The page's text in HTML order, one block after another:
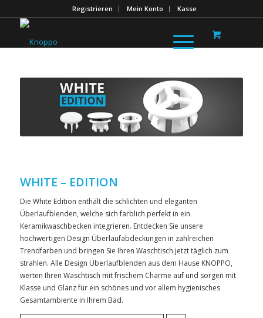
Registrieren Mein Konto Kasse
WHITE – EDITION
Die White Edition enthält die schlichten und eleganten
Überlaufblenden, welche sich farblich perfekt in ein
Keramikwaschbecken integrieren. Entdecken Sie unsere
hochwertigen Design Überlaufabdeckungen in zahlreichen
Trendfarben und bringen Sie Ihren Waschtisch jetzt täglich zum
strahlen. Alle Design Überlaufblenden aus dem Hause KNOPPO,
werten Ihren Waschtisch mit frischem Charme auf und sorgen mit
Klasse und Glanz für ein schönes und vor allem hygienisches
Gesamtambiente in Ihrem Bad.